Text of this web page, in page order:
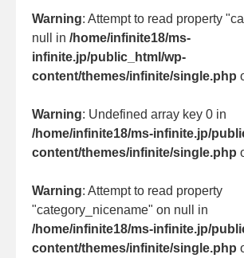
Warning: Attempt to read property
null in /home/infinite18/ms-
infinite.jp/public_html/wp-
content/themes/infinite/single.php
Warning: Undefined array key 0 in
/home/infinite18/ms-infinite.jp/
content/themes/infinite/single.php
Warning: Attempt to read property
"category_nicename" on null in
/home/infinite18/ms-infinite.jp/
content/themes/infinite/single.php